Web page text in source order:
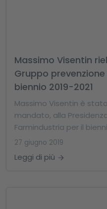
Massimo Visentin
Gruppo
biennio 2019-2021
Massimo Visentin è
mandato, alla
Farmindustria per il
27 giugno 2019
Leggi di più